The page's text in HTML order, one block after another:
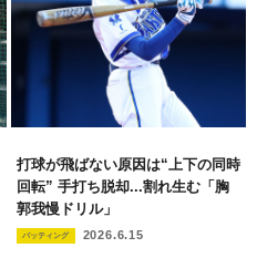
打球が飛ばない原因は“上下の同時
回転” 手打ち脱却...割れ生む「胸
郭我慢ドリル」
バッティング 2026.6.15